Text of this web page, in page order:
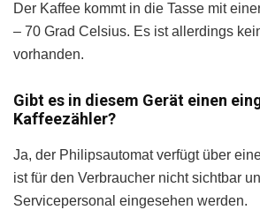
Der Kaffee kommt in die Tasse mit
– 70 Grad Celsius. Es ist allerdings
vorhanden.
Gibt es in diesem Gerät einen
Kaffeezähler?
Ja, der Philipsautomat verfügt über
ist für den Verbraucher nicht sichtbar
Servicepersonal eingesehen werden.